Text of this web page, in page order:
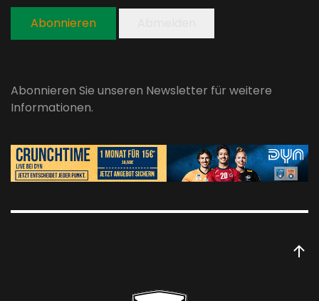
Abonnieren
Abonnieren Sie unseren Newsletter für weitere
Informationen.